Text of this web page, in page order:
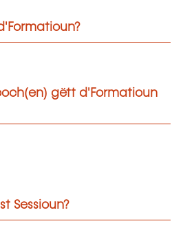
gëtt d'Formatioun
Sessioun?